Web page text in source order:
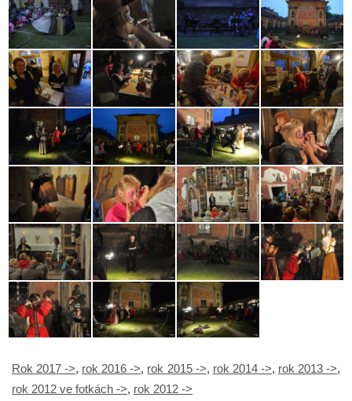
Rok 2017 ->, rok 2016 ->, rok 2015 ->, rok 2014 ->, rok 2013 ->,
rok 2012 ve fotkách ->, rok 2012 ->